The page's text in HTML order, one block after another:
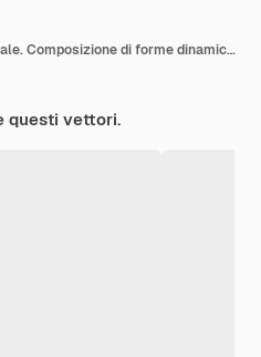
Sfondo geometrico minimale. Composizione di forme dinamiche.
questi vettori.